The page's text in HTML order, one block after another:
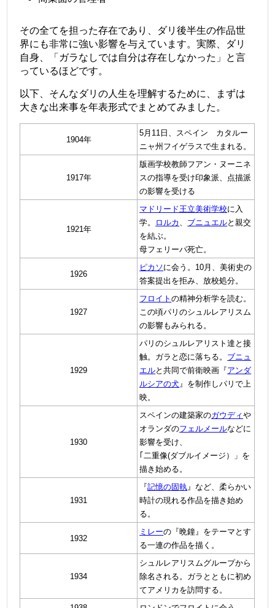
その全てを担った存在であり、ダリ後半生の作品世
界にも非常に強い影響を与えています。実際、ダリ
自身、「ガラなしでは自分は存在しなかった」と言
っているほどです。
以下、そんなダリの人生を理解するために、まずは
大きな出来事を年表形式でまとめてみました。
1904年
5月11日、スペイン カタルー
ニャ州フイゲラスで生まれる。
1917年
版画学校教師フアン・ヌーニネ
スの指導を受け印象派、点描派
の影響を受ける
1921年
マドリード王立美術学校に入
学。
ロルカ 、 ブニュエルと親交
を結ぶ。
母フェリーパ死亡。
1926
ピカソ に会う。10月、美術史の
答案提出を拒み、放校処分。
1927
フロイトの精神分析学を読む。
この頃パリのシュルレアリスム
の影響もみられる。
1929
パリのシュルレアリスト達と接
触。ガラと恋に落ちる。 ブニュ
エルと共同で前衛映画『アンダ
ルシアの犬』を制作しパリで上
映。
1930
スペインの建築家のガウディや
オランダのフェルメールなどに
影響を受け、
｢二重像(ダブルイメージ）」を
描き始める。
1931
『記憶の固執』など、柔らかい
時計の現れる作品を描き始め
る。
1932
ミレーの『晩鐘』をテーマとす
る一連の作品を描く。
1934
シュルレアリスムグループから
除名される。ガラとともに初め
てアメリカを訪問する。